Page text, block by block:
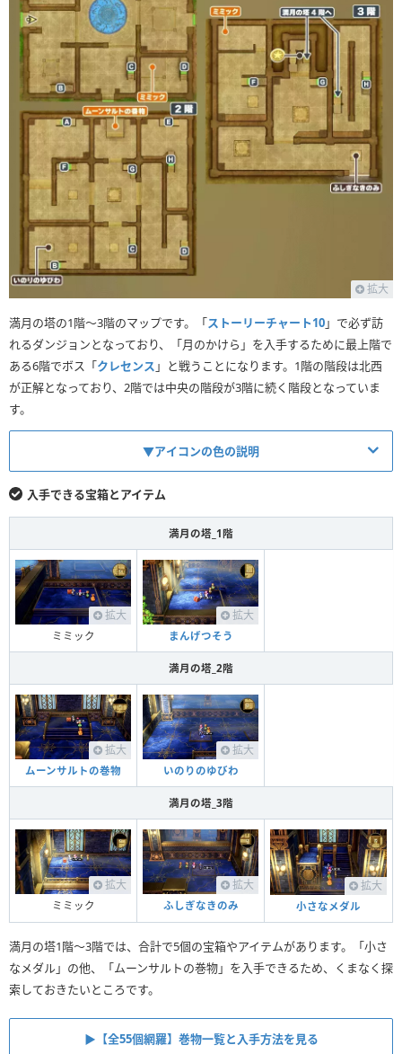
拡大
満月の塔の1階〜3階のマップです。「ストーリーチャート10」で必ず訪
れるダンジョンとなっており、「月のかけら」を入手するために最上階で
ある6階でボス「クレセンス 」と戦うことになります。1階の階段は北西
が正解となっており、2階では中央の階段が3階に続く階段となっていま
す。
▼アイコンの色の説明
通常の宝箱
赤
盗賊の鍵
で開く宝箱
青
魔法の鍵
緑
最後の鍵
黒
壺,タル等から入手
入手できる宝箱とアイテム
満月の塔_1階
拡大
ミミック
拡大
まんげつそう
満月の塔_2階
拡大
ムーンサルトの巻物
拡大
いのりのゆびわ
満月の塔_3階
拡大
ミミック
拡大
ふしぎなきのみ
拡大
小さなメダル
満月の塔1階〜3階では、合計で5個の宝箱やアイテムがあります。「小さ
なメダル」の他、「ムーンサルトの巻物」を入手できるため、くまなく探
索しておきたいところです。
▶︎【全55個網羅】巻物一覧と入手方法を見る